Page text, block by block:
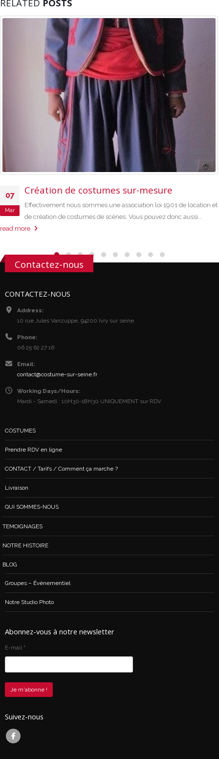
RELATED POSTS
07
Mar
Création de costumes sur-mesure
Effectivement nous sommes une association loi 1901 de location et
de création de costumes de scènes. Vous pouvez donc aussi...
read more
Contactez-nous
CONTACTEZ-NOUS
Address:
10 rue Jules Vanzuppe, 94200 Ivry sur seine
Phone:
06 25 62 27 16
Email:
contact@costume-sur-seine.fr
Working Days/Hours:
Mardi - Samedi : 10H30-18H30 UNIQUEMENT sur RDV
COSTUMES
Prendre RDV en ligne
CONTACT / Tarifs / Comment ça marche ?
Livraison
QUI SOMMES-NOUS
TEMOIGNAGES
NOTRE HISTOIRE
BLOG
Groupes – Événementiel
Notre Studio Photo
Abonnez-vous à notre newsletter
E-mail *
Suivez-nous